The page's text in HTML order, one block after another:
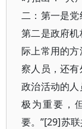
二：第一是党
第二是政府
际上常用的
察人员，还
政治活动的
极为重要，
要。”[29]苏